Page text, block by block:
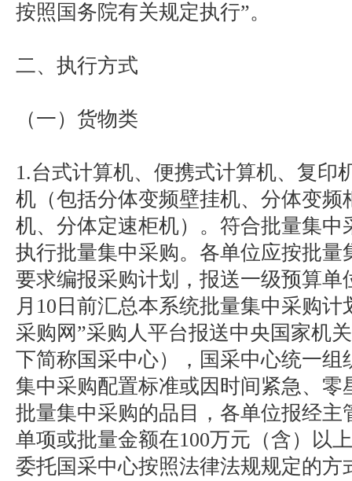
按照国务院有关规定执行”。
二、执行方式
（一）货物类
1.台式计算机、便携式计算机、复印
机（包括分体变频壁挂机、分体变频
机、分体定速柜机）。符合批量集中
执行批量集中采购。各单位应按批量
要求编报采购计划，报送一级预算单
月10日前汇总本系统批量集中采购计
采购网”采购人平台报送中央国家机
下简称国采中心），国采中心统一组
集中采购配置标准或因时间紧急、零
批量集中采购的品目，各单位报经主
单项或批量金额在100万元（含）以
委托国采中心按照法律法规规定的方